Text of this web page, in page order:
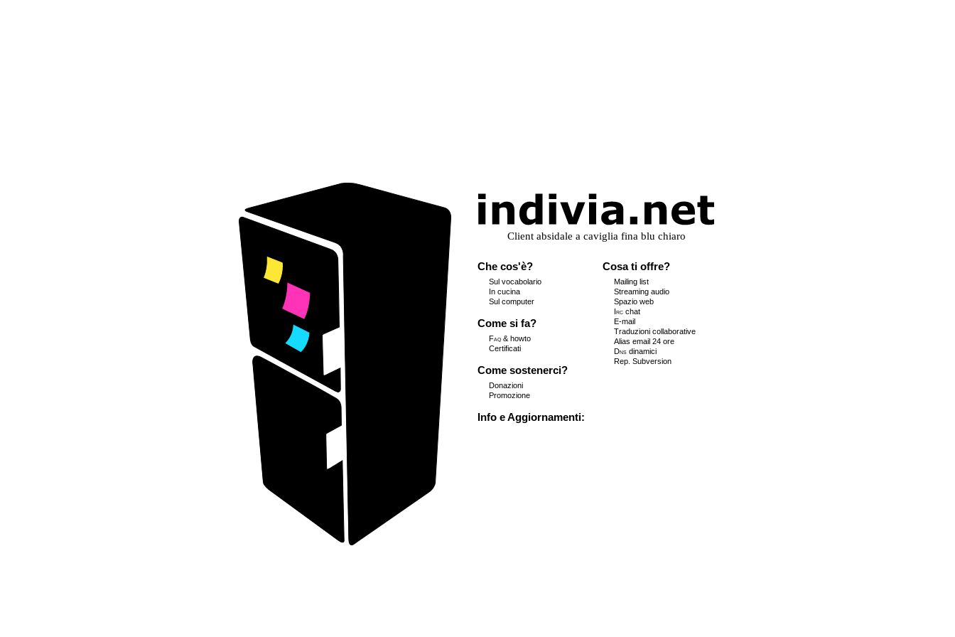
Che cos'è?
Sul vocabolario
In cucina
Sul computer
Come si fa?
Faq & howto
Certificati
Come sostenerci?
Donazioni
Promozione
Cosa ti offre?
Mailing list
Streaming audio
Spazio web
Irc chat
E-mail
Traduzioni collaborative
Alias email 24 ore
Dns dinamici
Rep. Subversion
Info e Aggiornamenti: